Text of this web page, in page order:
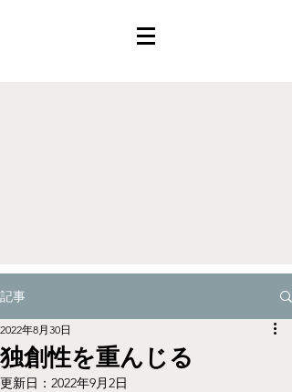
記事
独創性を重んじる
2022年8月30日
更新日： 2022年9月2日